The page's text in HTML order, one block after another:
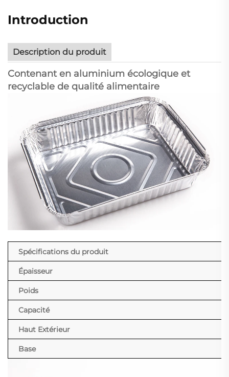
Introduction
Description du produit
Contenant en aluminium écologique et
recyclable de qualité alimentaire
Spécifications du produit
Épaisseur
Poids
Capacité
Haut Extérieur
Base